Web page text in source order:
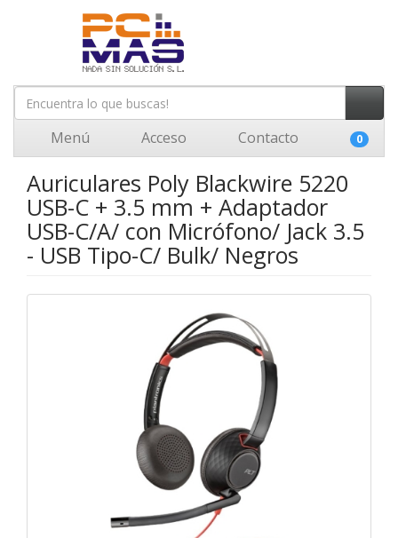
Menú Acceso Contacto 0
Auriculares Poly Blackwire 5220
USB-C + 3.5 mm + Adaptador
USB-C/A/ con Micrófono/ Jack 3.5
- USB Tipo-C/ Bulk/ Negros